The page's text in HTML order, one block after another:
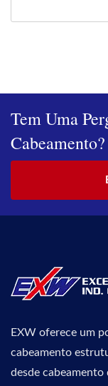
Tem Uma
Cabeamento?
EXW oferece um
cabeamento
desde